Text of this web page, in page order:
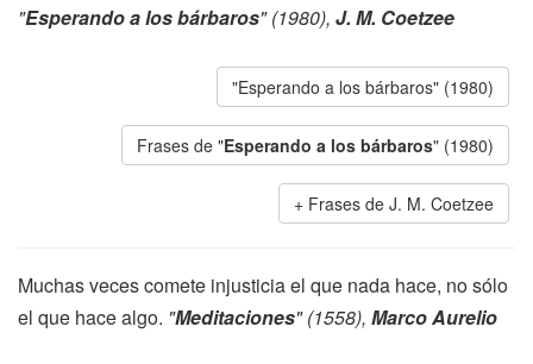
"Esperando a los bárbaros" (1980), J. M. Coetzee
"Esperando a los bárbaros" (1980)
Frases de "Esperando a los bárbaros" (1980)
Frases de J. M. Coetzee
Muchas veces comete injusticia el que nada hace, no sólo
el que hace algo. "Meditaciones" (1558), Marco Aurelio